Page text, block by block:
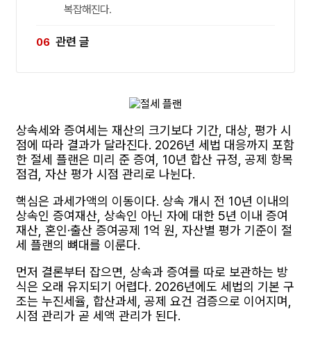
복잡해진다.
관련 글
상속세와 증여세는 재산의 크기보다 기간, 대상, 평가 시
점에 따라 결과가 달라진다. 2026년 세법 대응까지 포함
한 절세 플랜은 미리 준 증여, 10년 합산 규정, 공제 항목
점검, 자산 평가 시점 관리로 나뉜다.
핵심은 과세가액의 이동이다. 상속 개시 전 10년 이내의
상속인 증여재산, 상속인 아닌 자에 대한 5년 이내 증여
재산, 혼인·출산 증여공제 1억 원, 자산별 평가 기준이 절
세 플랜의 뼈대를 이룬다.
먼저 결론부터 잡으면, 상속과 증여를 따로 보관하는 방
식은 오래 유지되기 어렵다. 2026년에도 세법의 기본 구
조는 누진세율, 합산과세, 공제 요건 검증으로 이어지며,
시점 관리가 곧 세액 관리가 된다.